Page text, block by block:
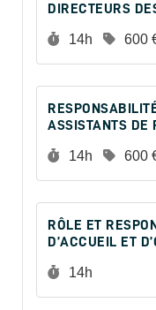
DIRECTEURS
Durée :
14h Prix :
600
ASSISTANTS DE
Durée :
14h Prix :
600
RÔLE ET
D’ACCUEIL ET
Durée :
14h